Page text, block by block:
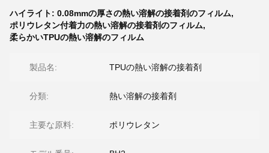
ハイライト: 0.08mmの厚さの熱い溶解の接着剤のフィルム,
ポリウレタン付着力の熱い溶解の接着剤のフィルム,
柔らかいTPUの熱い溶解のフィルム
製品名: TPUの熱い溶解の接着剤
分類: 熱い溶解の接着剤
主要な原料: ポリウレタン